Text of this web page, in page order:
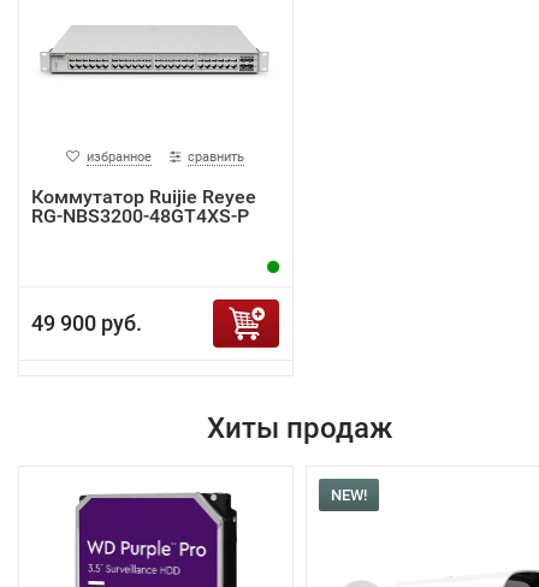
избранное сравнить
Коммутатор Ruijie Reyee
RG-NBS3200-48GT4XS-P
49 900 руб.
Хиты продаж
NEW!